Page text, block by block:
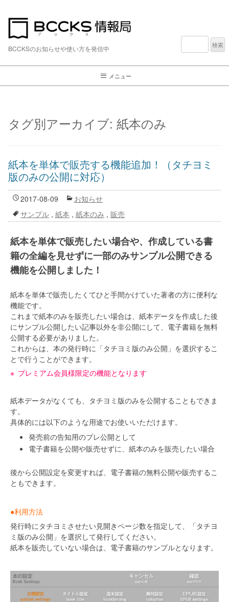
BCCKSのお知らせや使い方を発信中
検
メニュー
タグ別アーカイブ: 紙本のみ
紙本を単体で販売する機能追加！（タチヨミ
版のみの公開に対応）
2017-08-09
お知らせ
サンプル , 紙本 , 紙本のみ , 販売
紙本を単体で販売したい場合や、作成している書
籍の全編を見せずに一部のみサンプル公開できる
機能を公開しました！
紙本を単体で販売したくてひと手間かけていた著者の方に便利な
機能です。
これまで紙本のみを販売したい場合は、紙本データを作成した後
にサンプル公開したい記事以外を非公開にして、電子書籍を無料
公開する必要がありました。
これからは、本の発行時に「タチヨミ版のみ公開」を選択するこ
とで行うことができます。
プレミアム会員様限定の機能となります
紙本データがなくても、タチヨミ版のみを公開することもできま
す。
具体的には以下のような用途でお使いいただけます。
発売前の告知用のプレ公開として
電子書籍を公開や販売せずに、紙本のみを販売したい場合
後から公開設定を変更すれば、電子書籍の無料公開や販売するこ
ともできます。
●利用方法
発行時にタチヨミさせたい見開きページ数を指定して、「タチヨ
ミ版のみ公開」を選択して発行してください。
紙本を販売していない場合は、電子書籍のサンプルとなります。